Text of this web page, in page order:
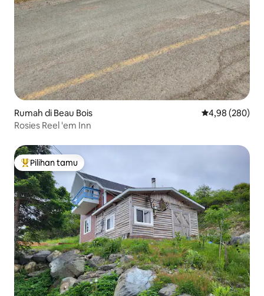
Rumah di Beau Bois Nilai rata-rata
4,98 (280)
Rosies Reel 'em Inn
Pilihan tamu terpopuler
Pilihan tamu